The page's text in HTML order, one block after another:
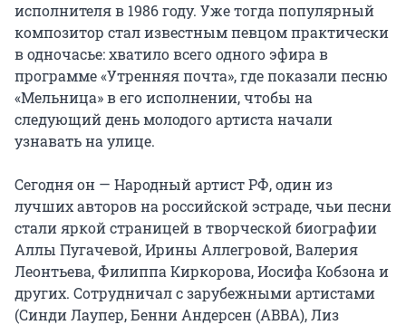
исполнителя в 1986 году. Уже тогда популярный
композитор стал известным певцом практически
в одночасье: хватило всего одного эфира в
программе «Утренняя почта», где показали песню
«Мельница» в его исполнении, чтобы на
следующий день молодого артиста начали
узнавать на улице.
Сегодня он — Народный артист РФ, один из
лучших авторов на российской эстраде, чьи песни
стали яркой страницей в творческой биографии
Аллы Пугачевой, Ирины Аллегровой, Валерия
Леонтьева, Филиппа Киркорова, Иосифа Кобзона и
других. Сотрудничал с зарубежными артистами
(Синди Лаупер, Бенни Андерсен (ABBA), Лиз